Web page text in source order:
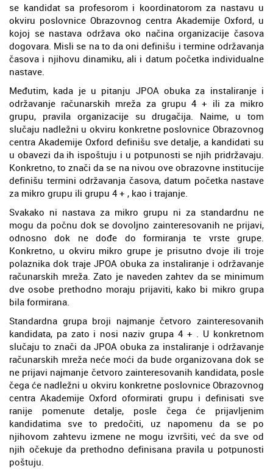
se kandidat sa profesorom i koordinatorom za nastavu u
okviru poslovnice Obrazovnog centra Akademije Oxford, u
kojoj se nastava održava oko načina organizacije časova
dogovara. Misli se na to da oni definišu i termine održavanja
časova i njihovu dinamiku, ali i datum početka individualne
nastave.
Međutim, kada je u pitanju JPOA obuka za instaliranje i
održavanje računarskih mreža za grupu 4 + ili za mikro
grupu, pravila organizacije su drugačija. Naime, u tom
slučaju nadležni u okviru konkretne poslovnice Obrazovnog
centra Akademije Oxford definišu sve detalje, a kandidati su
u obavezi da ih ispoštuju i u potpunosti se njih pridržavaju.
Konkretno, to znači da se na nivou ove obrazovne institucije
definišu termini održavanja časova, datum početka nastave
za mikro grupu ili grupu 4 + , kao i trajanje.
Svakako ni nastava za mikro grupu ni za standardnu ne
mogu da počnu dok se dovoljno zainteresovanih ne prijavi,
odnosno dok ne dođe do formiranja te vrste grupe.
Konkretno, u okviru mikro grupe je prisutno dvoje ili troje
polaznika dok traje JPOA obuka za instaliranje i održavanje
računarskih mreža. Zato je naveden zahtev da se minimum
dve osobe prethodno moraju prijaviti, kako bi mikro grupa
bila formirana.
Standardna grupa broji najmanje četvoro zainteresovanih
kandidata, pa zato i nosi naziv grupa 4 + . U konkretnom
slučaju to znači da JPOA obuka za instaliranje i održavanje
računarskih mreža neće moći da bude organizovana dok se
ne prijavi najmanje četvoro zainteresovanih kandidata, posle
čega će nadležni u okviru konkretne poslovnice Obrazovnog
centra Akademije Oxford oformirati grupu i definisati sve
ranije pomenute detalje, posle čega će prijavljenim
kandidatima sve to predočiti, uz napomenu da se po
njihovom zahtevu izmene ne mogu izvršiti, već da sve od
njih očekuje da prethodno definisana pravila u potpunosti
poštuju.